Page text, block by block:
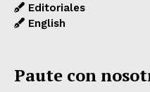
Editoriales
English
Paute con